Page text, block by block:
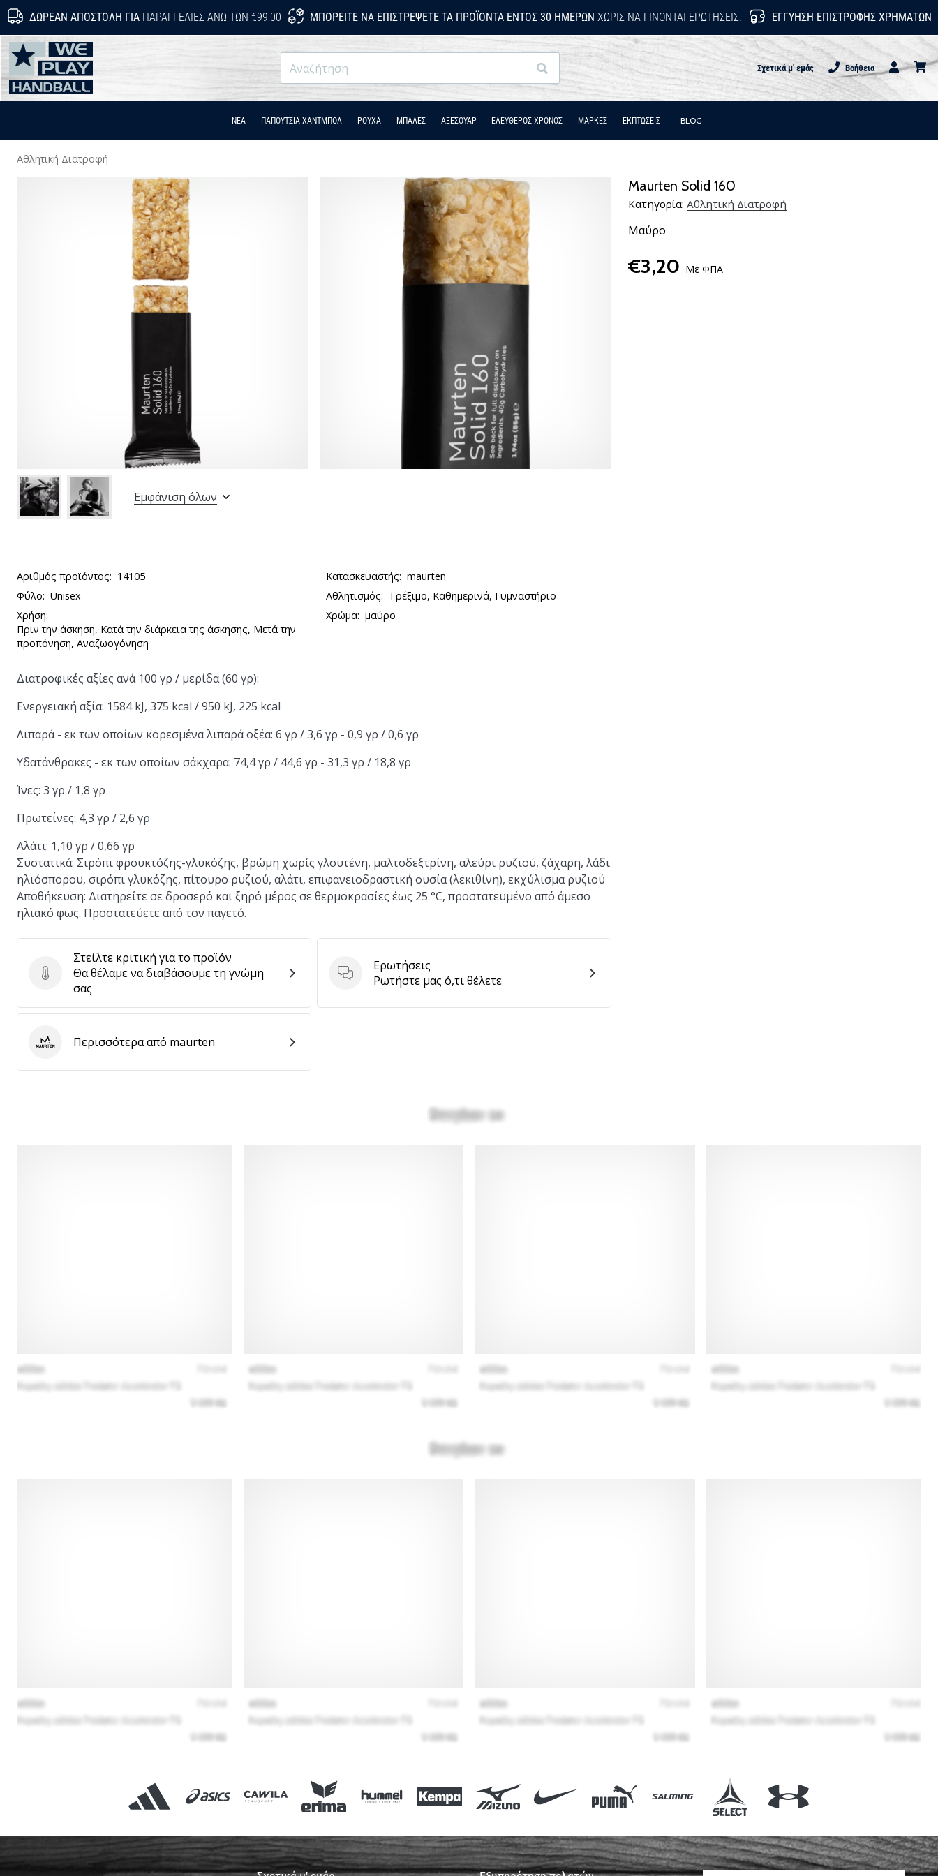
ΔΩΡΕΆΝ ΑΠΟΣΤΟΛΉ ΓΙΑΠΑΡΑΓΓΕΛΊΕΣ ΆΝΩ ΤΩΝ €99,00 ΜΠΟΡΕΊΤΕ ΝΑ ΕΠΙΣΤΡΈΨΕΤΕ ΤΑ ΠΡΟΪΌΝΤΑ ΕΝΤΌΣ 30 ΗΜΕΡΏΝ ΧΩΡΊΣ ΝΑ ΓΊΝΟΝΤΑΙ ΕΡΩΤΉΣΕΙΣ. ΕΓΓΎΗΣΗ ΕΠΙΣΤΡΟΦΉΣ ΧΡΗΜΆΤΩΝ
WePlayHandball.gr
Αναζήτηση Σχετικά μ' εμάς
Βοήθεια
Χρήστης
ΝΕΑ ΠΑΠΟΎΤΣΙΑ ΧΆΝΤΜΠΟΛ ΡΟΎΧΑ ΜΠΑΛΕΣ ΑΞΕΣΟΥΑΡ ΕΛΕΥΘΕΡΟΣ ΧΡΟΝΟΣ ΜΑΡΚΕΣ ΕΚΠΤΩΣΕΙΣ BLOG
Αθλητική Διατροφή
Maurten Solid 160
Κατηγορία: Αθλητική Διατροφή
Μαύρο
€3,20 Με ΦΠΑ
Εμφάνιση όλων
Αριθμός προϊόντος: 14105 Κατασκευαστής: maurten
Φύλο: Unisex Αθλητισμός: Τρέξιμο, Καθημερινά, Γυμναστήριο
Χρήση:
Πριν την άσκηση, Κατά την διάρκεια της άσκησης, Μετά την
προπόνηση, Αναζωογόνηση
Χρώμα: μαύρο
Διατροφικές αξίες ανά 100 γρ / μερίδα (60 γρ):
Ενεργειακή αξία: 1584 kJ, 375 kcal / 950 kJ, 225 kcal
Λιπαρά - εκ των οποίων κορεσμένα λιπαρά οξέα: 6 γρ / 3,6 γρ - 0,9 γρ / 0,6 γρ
Υδατάνθρακες - εκ των οποίων σάκχαρα: 74,4 γρ / 44,6 γρ - 31,3 γρ / 18,8 γρ
Ίνες: 3 γρ / 1,8 γρ
Πρωτεΐνες: 4,3 γρ / 2,6 γρ
Αλάτι: 1,10 γρ / 0,66 γρ
Συστατικά: Σιρόπι φρουκτόζης-γλυκόζης, βρώμη χωρίς γλουτένη, μαλτοδεξτρίνη, αλεύρι ρυζιού, ζάχαρη, λάδι
ηλιόσπορου, σιρόπι γλυκόζης, πίτουρο ρυζιού, αλάτι, επιφανειοδραστική ουσία (λεκιθίνη), εκχύλισμα ρυζιού
Αποθήκευση: Διατηρείτε σε δροσερό και ξηρό μέρος σε θερμοκρασίες έως 25 °C, προστατευμένο από άμεσο
ηλιακό φως. Προστατεύετε από τον παγετό.
Στείλτε κριτική για το προϊόν
Στείλτε κριτική για το προϊόν
Θα θέλαμε να διαβάσουμε τη γνώμη
σας
Ερωτήσεις
Ερωτήσεις
Ρωτήστε μας ό,τι θέλετε
maurtenΠερισσότερα από maurten